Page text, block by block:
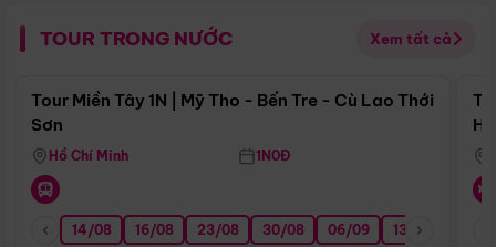
TOUR TRONG NƯỚC Xem tất cả
Điểm nổi bật
Tour Miền Tây 1N | Mỹ Tho - Bến Tre - Cù Lao Thới
Sơn
Hồ Chí Minh 1N0Đ
14/08 16/08 23/08 30/08 06/09 13/09